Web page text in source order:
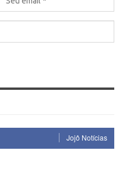
Jojô Notícias